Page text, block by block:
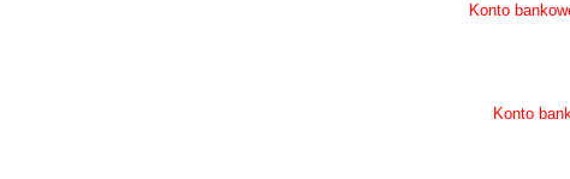
Konto
Konto